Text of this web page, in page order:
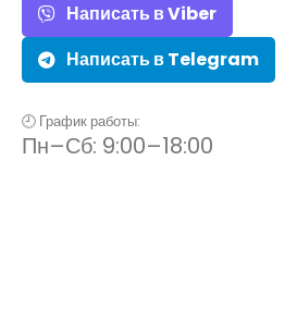
Написать в Viber
Написать в Telegram
🕘 График работы:
Пн–Сб: 9:00–18:00